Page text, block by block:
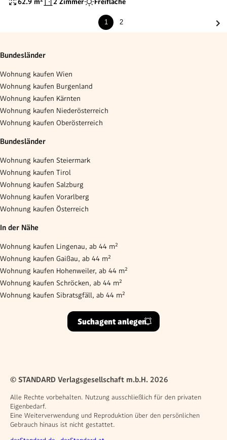
1 2
Bundesländer
Wohnung kaufen Wien
Wohnung kaufen Burgenland
Wohnung kaufen Kärnten
Wohnung kaufen Niederösterreich
Wohnung kaufen Oberösterreich
Bundesländer
Wohnung kaufen Steiermark
Wohnung kaufen Tirol
Wohnung kaufen Salzburg
Wohnung kaufen Vorarlberg
Wohnung kaufen Österreich
In der Nähe
Wohnung kaufen Lingenau, ab 44 m²
Wohnung kaufen Gaißau, ab 44 m²
Wohnung kaufen Hohenweiler, ab 44 m²
Wohnung kaufen Schröcken, ab 44 m²
Wohnung kaufen Sibratsgfäll, ab 44 m²
Suchagent anlegen
© STANDARD Verlagsgesellschaft m.b.H. 2026
Alle Rechte vorbehalten. Nutzung ausschließlich für den privaten
Eigenbedarf.
Eine Weiterverwendung und Reproduktion über den persönlichen
Gebrauch hinaus ist nicht gestattet.